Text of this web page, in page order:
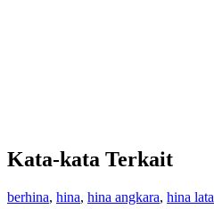
Kata-kata Terkait
berhina, hina, hina angkara, hina lata